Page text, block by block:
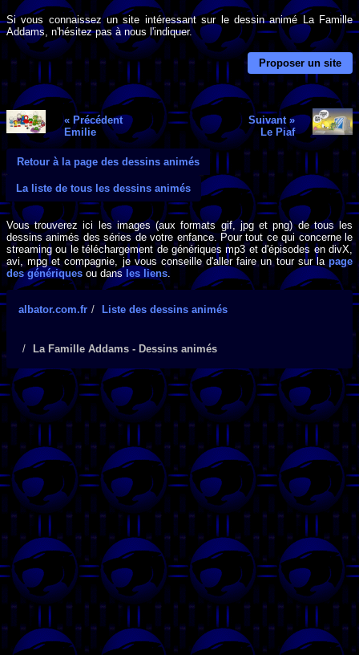
Si vous connaissez un site intéressant sur le dessin animé La Famille
Addams, n'hésitez pas à nous l'indiquer.
Proposer un site
« Précédent
Emilie
Suivant »
Le Piaf
Retour à la page des dessins animés
La liste de tous les dessins animés
Vous trouverez ici les images (aux formats gif, jpg et png) de tous les
dessins animés des séries de votre enfance. Pour tout ce qui concerne le
streaming ou le téléchargement de génériques mp3 et d'épisodes en divX,
avi, mpg et compagnie, je vous conseille d'aller faire un tour sur lapage
des génériques ou dans les liens
albator.com.fr Liste des dessins animés
La Famille Addams - Dessins animés